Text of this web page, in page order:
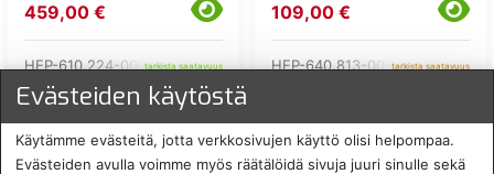
459,00 €
HEP-610.224-00-11tarkista saatavuus
109,00 €
HEP-640.813-00-01tarkista saatavuus
Evästeiden käytöstä
Käytämme evästeitä, jotta verkkosivujen käyttö olisi helpompaa.
Evästeiden avulla voimme myös räätälöidä sivuja juuri sinulle sekä